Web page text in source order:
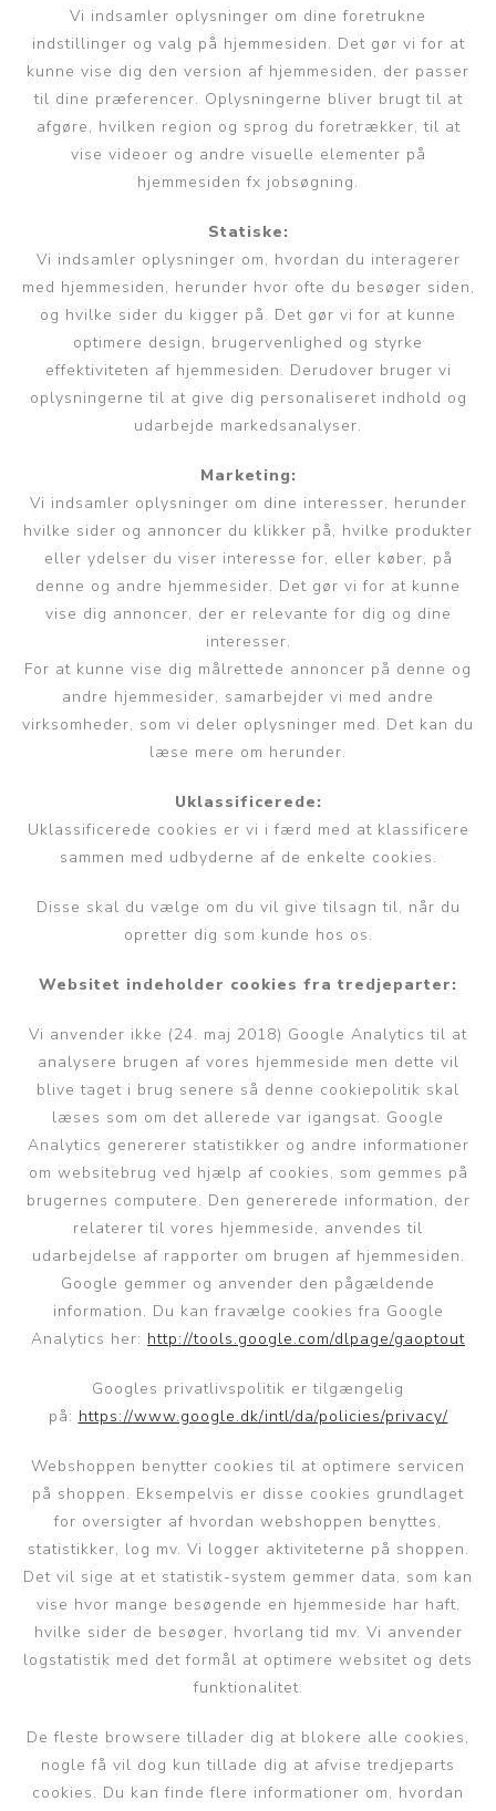
Vi indsamler oplysninger om dine foretrukne
indstillinger og valg på hjemmesiden. Det gør vi for at
kunne vise dig den version af hjemmesiden, der passer
til dine præferencer. Oplysningerne bliver brugt til at
afgøre, hvilken region og sprog du foretrækker, til at
vise videoer og andre visuelle elementer på
hjemmesiden fx jobsøgning.
Statiske:
Vi indsamler oplysninger om, hvordan du interagerer
med hjemmesiden, herunder hvor ofte du besøger siden,
og hvilke sider du kigger på. Det gør vi for at kunne
optimere design, brugervenlighed og styrke
effektiviteten af hjemmesiden. Derudover bruger vi
oplysningerne til at give dig personaliseret indhold og
udarbejde markedsanalyser.
Marketing:
Vi indsamler oplysninger om dine interesser, herunder
hvilke sider og annoncer du klikker på, hvilke produkter
eller ydelser du viser interesse for, eller køber, på
denne og andre hjemmesider. Det gør vi for at kunne
vise dig annoncer, der er relevante for dig og dine
interesser.
For at kunne vise dig målrettede annoncer på denne og
andre hjemmesider, samarbejder vi med andre
virksomheder, som vi deler oplysninger med. Det kan du
læse mere om herunder.
Uklassificerede:
Uklassificerede cookies er vi i færd med at klassificere
sammen med udbyderne af de enkelte cookies.
Disse skal du vælge om du vil give tilsagn til, når du
opretter dig som kunde hos os.
Websitet indeholder cookies fra tredjeparter:
Vi anvender ikke (24. maj 2018) Google Analytics til at
analysere brugen af vores hjemmeside men dette vil
blive taget i brug senere så denne cookiepolitik skal
læses som om det allerede var igangsat. Google
Analytics genererer statistikker og andre informationer
om websitebrug ved hjælp af cookies, som gemmes på
brugernes computere. Den genererede information, der
relaterer til vores hjemmeside, anvendes til
udarbejdelse af rapporter om brugen af hjemmesiden.
Google gemmer og anvender den pågældende
information. Du kan fravælge cookies fra Google
Analytics her: http://tools.google.com/dlpage/gaoptout
Googles privatlivspolitik er tilgængelig
på: https://www.google.dk/intl/da/policies/privacy/
Webshoppen benytter cookies til at optimere servicen
på shoppen. Eksempelvis er disse cookies grundlaget
for oversigter af hvordan webshoppen benyttes,
statistikker, log mv. Vi logger aktiviteterne på shoppen.
Det vil sige at et statistik-system gemmer data, som kan
vise hvor mange besøgende en hjemmeside har haft,
hvilke sider de besøger, hvorlang tid mv. Vi anvender
logstatistik med det formål at optimere websitet og dets
funktionalitet.
De fleste browsere tillader dig at blokere alle cookies,
nogle få vil dog kun tillade dig at afvise tredjeparts
cookies. Du kan finde flere informationer om, hvordan